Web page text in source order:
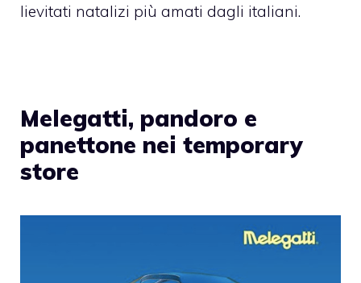
lievitati natalizi più amati dagli italiani.
Melegatti, pandoro e
panettone nei temporary
store